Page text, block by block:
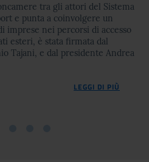
tra gli attori del Sistema
e punta a coinvolgere un
imprese nei percorsi di accesso
esteri, è stata firmata dal
Tajani, e dal presidente Andrea
LEGGI DI PIÙ